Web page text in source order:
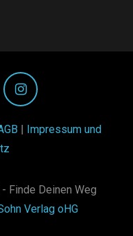
Impressum und
Finde Deinen Weg
Verlag oHG